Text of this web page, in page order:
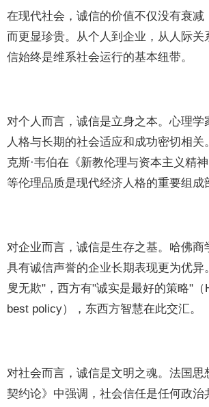
在现代社会，诚信的价值不仅没有衰减
而更显珍贵。从个人到企业，从人际关
信始终是维系社会运行的基本纽带。
对个人而言，诚信是立身之本。心理学
人格与长期的社会适应和成功密切相关
克斯·韦伯在《新教伦理与资本主义精
等伦理品质是现代经济人格的重要组成
对企业而言，诚信是生存之基。哈佛商
具有诚信声誉的企业长期表现更为优异
叟无欺"，西方有"诚实是最好的策略"
best policy），东西方智慧在此交汇。
对社会而言，诚信是文明之魂。法国思
契约论》中强调，社会信任是任何政治